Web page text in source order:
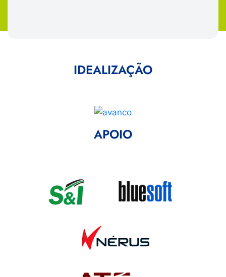
IDEALIZAÇÃO
APOIO